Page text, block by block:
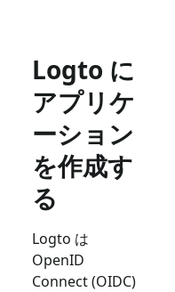
Logto に
アプリケ
ーション
を作成す
る
Logto は
OpenID
Connect (OIDC)